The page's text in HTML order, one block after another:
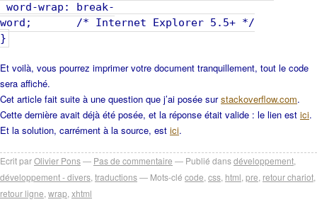
word-wrap: break-
word; /* Internet Explorer 5.5+ */
}
Et voilà, vous pourrez imprimer votre document tranquillement, tout le code
sera affiché.
Cet article fait suite à une question que j’ai posée surstackoverflow.com.
Cette dernière avait déjà été posée, et la réponse était valide : le lien est ici.
Et la solution, carrément à la source, est ici.
Ecrit parOlivier Pons Pas de commentaire Publié dansdéveloppement
développement - divers traductions Mots-clé code css html pre retour chariot
retour ligne wrap xhtml